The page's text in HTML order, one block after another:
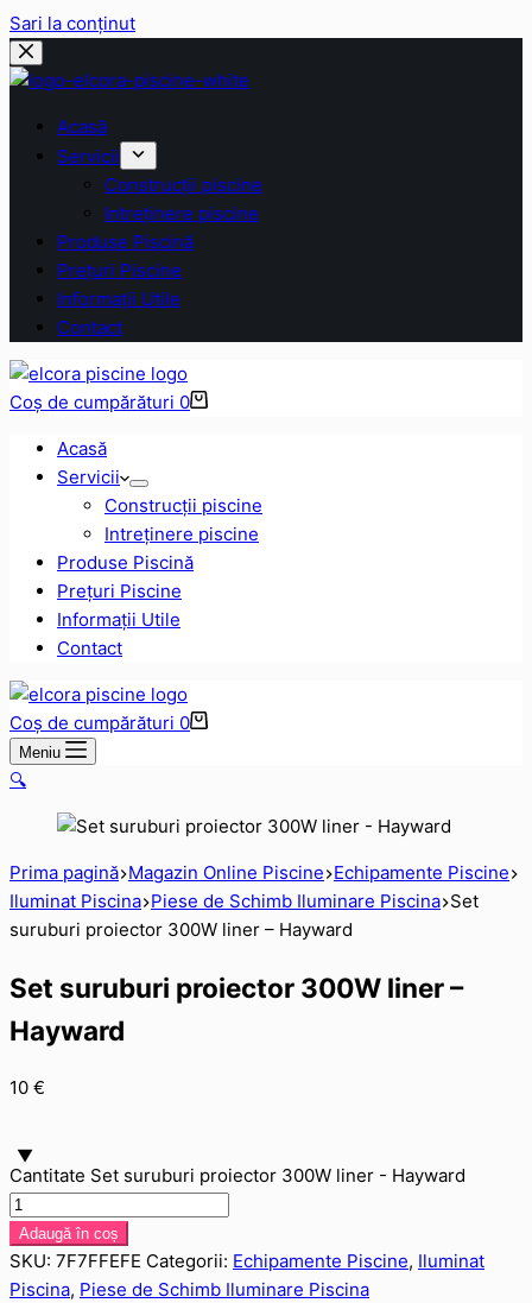
Sari la conținut
Acasă
Servicii
Construcții piscine
Intreținere piscine
Produse Piscină
Prețuri Piscine
Informații Utile
Contact
Coș de cumpărături 0
Acasă
Servicii
Construcții piscine
Intreținere piscine
Produse Piscină
Prețuri Piscine
Informații Utile
Contact
Coș de cumpărături 0
Meniu
🔍
Prima pagină Magazin Online Piscine Echipamente Piscine
Iluminat Piscina Piese de Schimb Iluminare Piscina Set
suruburi proiector 300W liner – Hayward
Set suruburi proiector 300W liner –
Hayward
10 €
Cantitate Set suruburi proiector 300W liner - Hayward
Adaugă în coș
SKU: 7F7FFEFE Categorii: Echipamente Piscine, Iluminat
Piscina, Piese de Schimb Iluminare Piscina